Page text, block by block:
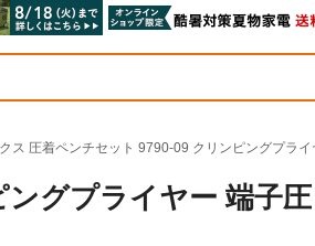
ス 圧着ペンチセット 9790-09 クリンピングプラ
グプライヤー 端子圧